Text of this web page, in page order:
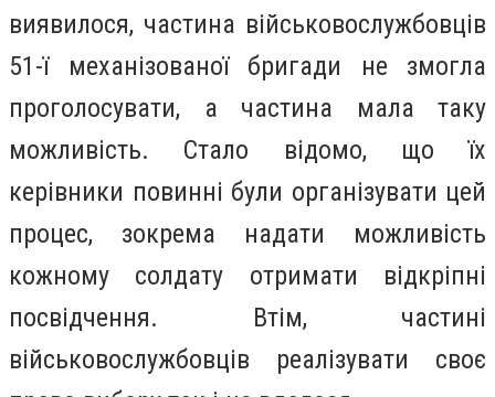
виявилося, частина військовослужбовців
51-ї механізованої бригади не змогла
проголосувати, а частина мала таку
можливість. Стало відомо, що їх
керівники повинні були організувати цей
процес, зокрема надати можливість
кожному солдату отримати відкріпні
посвідчення. Втім, частині
військовослужбовців реалізувати своє